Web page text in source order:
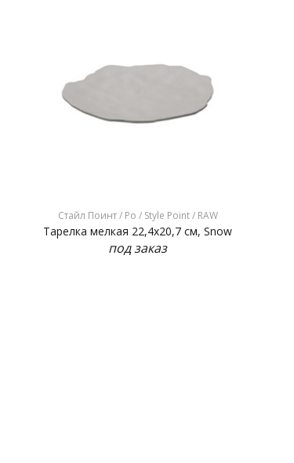
Стайл Поинт / Ро / Style Point / RAW
Тарелка мелкая 22,4x20,7 см, Snow
под заказ